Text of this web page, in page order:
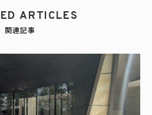
ARTICLES
関連記事